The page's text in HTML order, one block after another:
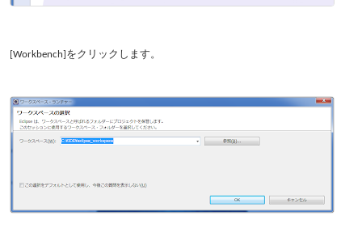
[Workbench]をクリックします。